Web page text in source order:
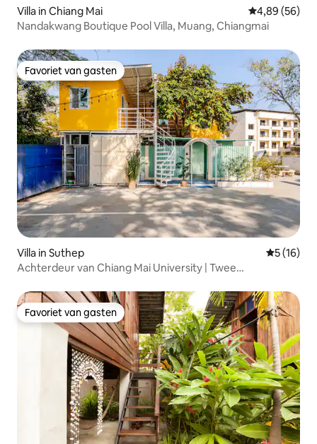
Villa in Chiang Mai Gemiddelde
4,89 (56)
Nandakwang Boutique Pool Villa, Muang, Chiangmai
Favoriet van gasten
Favoriet van gasten
Villa in Suthep
5 (16)
Achterdeur van Chiang Mai University | Twee
Wandelen naar de eetstraat | Gratis parkeren
Favoriet van gasten
Favoriet van gasten